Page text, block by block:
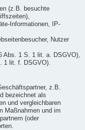
(z.B. besuchte
Informationen, IP-
Nutzer
Abs. 1 S. 1 lit. a. DSGVO),
1 lit. f. DSGVO).
z.B.
bezeichnet als
und vergleichbaren
Maßnahmen und im
(oder